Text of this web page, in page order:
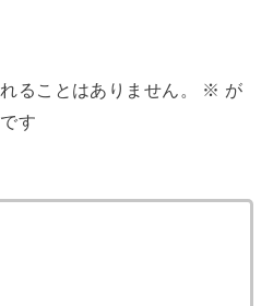
ることはありません。 ※ が
す